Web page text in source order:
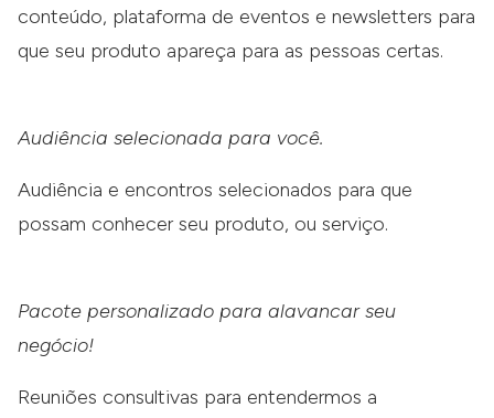
visibilidade para os seus lançamentos.
conteúdo, plataforma de eventos e newsletters para
que seu produto apareça para as pessoas certas.
Audiência selecionada para você.
Audiência e encontros selecionados para que
possam conhecer seu produto, ou serviço.
Pacote personalizado para alavancar seu
negócio!
Reuniões consultivas para entendermos a